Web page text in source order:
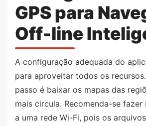
GPS para
Off-line
A configuração adequada do
para aproveitar todos os
passo é baixar os mapas das
mais circula. Recomenda-se
a uma rede Wi-Fi, pois os